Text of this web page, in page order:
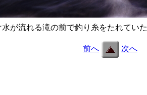
水が流れる滝の前で釣り糸をたれてい
前へ 次へ